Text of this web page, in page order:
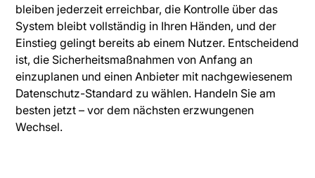
bleiben jederzeit erreichbar, die Kontrolle über das
System bleibt vollständig in Ihren Händen, und der
Einstieg gelingt bereits ab einem Nutzer. Entscheidend
ist, die Sicherheitsmaßnahmen von Anfang an
einzuplanen und einen Anbieter mit nachgewiesenem
Datenschutz-Standard zu wählen. Handeln Sie am
besten jetzt – vor dem nächsten erzwungenen
Wechsel.